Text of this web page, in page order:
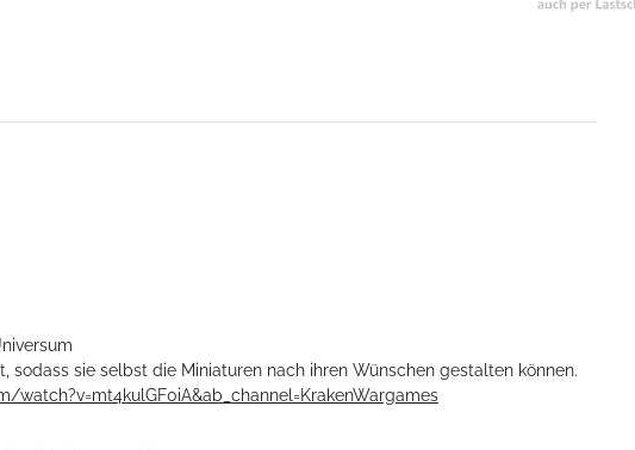
sie selbst die Miniaturen nach ihren Wünschen gestalten können.
watch?v=mt4kulGF0iA&ab_channel=KrakenWargames